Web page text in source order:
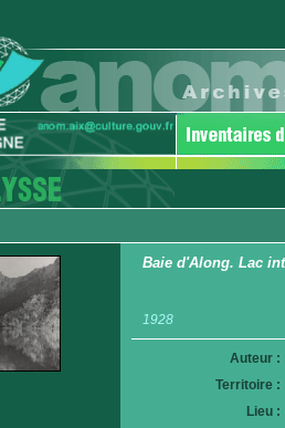
Baie d'Along. Lac
1928
Auteur :
Territoire :
Lieu :